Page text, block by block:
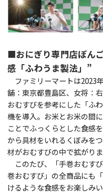
■おにぎり専門店ぼん
感「ふわうま製法」”
ファミリーマートは2023
舗：東京都豊島区、女将：
おむすびを参考にした「ふ
機を導入。お米とお米の間
ことでふっくらとした食感
から具材をいれるくぼみを
材がおむすびの中で拡がりま
このたび、「手巻おむす
巻おむすび」の全商品にも
けるような食感をお楽しみい